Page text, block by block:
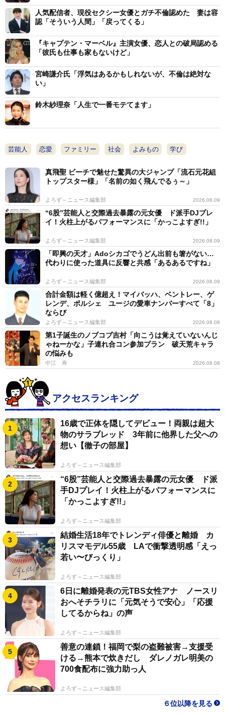
信じたのは致し方ない、「過失無し」となれば慰謝料は
発生しないということになります。
Ｑ 紗理奈氏は男性に慰謝料を請求することはできる
のでしょうか？
Ａ 独身であると嘘をついて交際をしたなら、貞操権
（性的意思決定の自由）を奪う行為として慰謝料請求を
検討することはあり得ます。また、仮に男性の妻から慰
謝料請求をされ支払いを余儀なくされた場合には、男性
に対して「求償権」を行使して、支払った額の半分また
はそれ以上の金銭請求を検討することもあり得ます。
人気配信者、現役セクシー女優とガチ不倫認めた 妻は容
認「そういう人間」「戻ってくる」
『キャプテン・マーベル』主演女優、恋人との破局認める
「彼氏も仕事も家もないけど」
宮崎謙介氏「浮気はあるかもしれないが、不倫は絶対な
い」
鈴木紗理奈「人生で一番モテてます」
芸能人 恋愛 ファミリー 社会 よみもの 学び
真飛聖 ビーチで魅せた驚異の大ジャンプ「流石元花組
トップスター様」「名前の如く飛んでるぅ～」
よろず～ニュース編集部 2026.08.09
“6股”芸能人と交際過去暴露の元女優 ド派手DJプレ
イ！火柱上がるパフォーマンスに「かっこよすぎ!!」
よろず～ニュース編集部 2026.08.09
「即興の天才」Adoシカゴでうどん出前も箸がない…
代わりに使った道具に反響と共感「あるあるですね」
よろず～ニュース編集部 2026.08.09
合計金額は軽く億超え！マイバッハ、ベントレー、ゲ
レンデ、ポルシェ ユージの愛車ナンバーすべて「8」
ならび
よろず～ニュース編集部 2026.08.08
第1子誕生のノブコブ吉村「向こうは覚えていないんじ
ゃねーかな」子連れ合コン参加プラン 破天荒キャラ
の悩みも
中江 寿 2026.08.08
アクセスランキング
16歳で正体を隠してデビュー！両親は超大
物のサラブレッド 3年前に他界した父への
想い【徹子の部屋】
よろず～ニュース編集部
“6股”芸能人と交際過去暴露の元女優 ド派
手DJプレイ！火柱上がるパフォーマンスに
「かっこよすぎ!!」
よろず～ニュース編集部
結婚生活18年でトレンディ俳優と離婚 カ
リスマモデル55歳 LAで衝撃透明感「えっ
若い〜びっくり」
よろず～ニュース編集部
6日に離婚発表の元TBS女性アナ ノースリ
おへそチラリに「元気そうで安心」「応援
してるからね」の声
よろず～ニュース編集部
善意の連鎖！福岡で梨の盗難被害→支援受
ける→熊本で炊きだし ダレノガレ明美の
700食配布に強力助っ人
よろず～ニュース編集部
６位以降を見る